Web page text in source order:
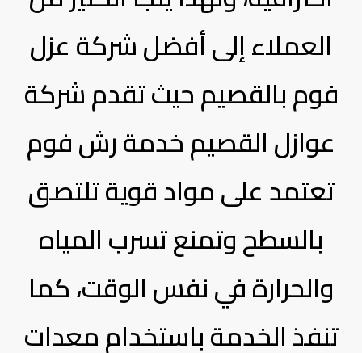
العملاء إلى أفضل شركة عزل
فوم بالقصيم حيث تقدم شركة
عوازل القصيم خدمة رش فوم
تعتمد على مواد قوية تلتصق
بالسطح وتمنع تسرب المياه
والحرارة في نفس الوقت، كما
تنفذ الخدمة باستخدام معدات